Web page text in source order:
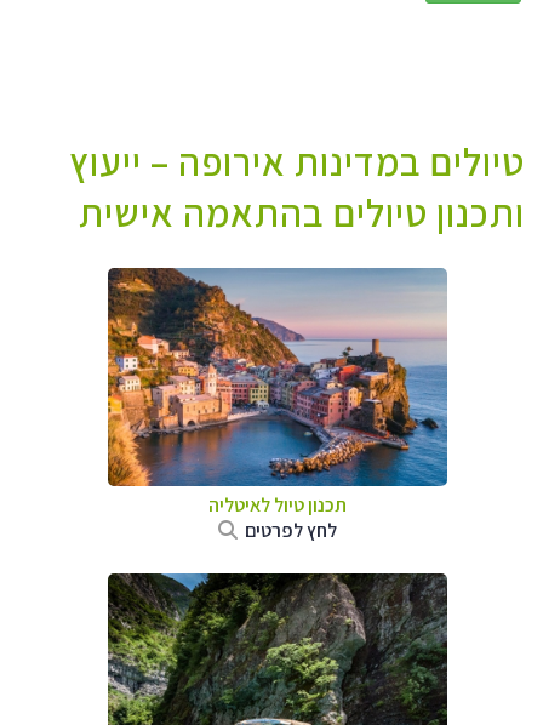
טיולים במדינות אירופה – ייעוץ
ותכנון טיולים בהתאמה אישית
תכנון טיול לאיטליה
לחץ לפרטים